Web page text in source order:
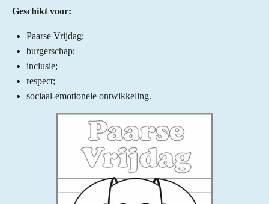
Geschikt voor:
Paarse Vrijdag;
burgerschap;
inclusie;
respect;
sociaal-emotionele ontwikkeling.